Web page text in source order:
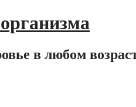
в любом